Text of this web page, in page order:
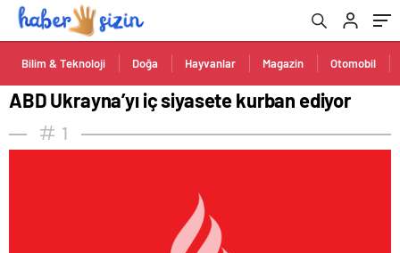
Bilim & Teknoloji Doğa Hayvanlar Magazin Otomobil
ABD Ukrayna’yı iç siyasete kurban ediyor
1